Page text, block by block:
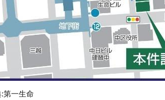
第一生命